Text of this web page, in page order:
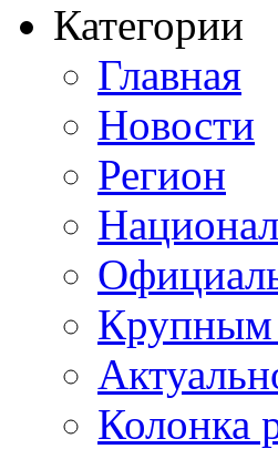
Категории
Главная
Новости
Регион
Крупным
Колонка